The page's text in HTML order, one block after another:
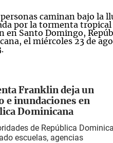
Franklin deja un
e inundaciones en
Dominicana
de República
escuelas, agencias